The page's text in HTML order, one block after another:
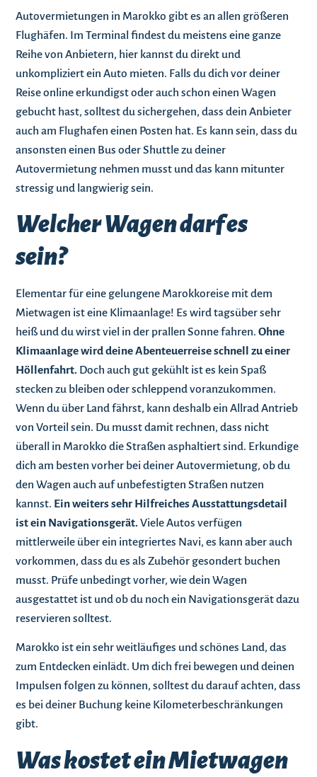
Autovermietungen in Marokko gibt es an allen größeren
Flughäfen. Im Terminal findest du meistens eine ganze
Reihe von Anbietern, hier kannst du direkt und
unkompliziert ein Auto mieten. Falls du dich vor deiner
Reise online erkundigst oder auch schon einen Wagen
gebucht hast, solltest du sichergehen, dass dein Anbieter
auch am Flughafen einen Posten hat. Es kann sein, dass du
ansonsten einen Bus oder Shuttle zu deiner
Autovermietung nehmen musst und das kann mitunter
stressig und langwierig sein.
Welcher Wagen darf es
sein?
Elementar für eine gelungene Marokkoreise mit dem
Mietwagen ist eine Klimaanlage! Es wird tagsüber sehr
heiß und du wirst viel in der prallen Sonne fahren.Ohne
Klimaanlage wird deine Abenteuerreise schnell zu einer
Höllenfahrt. Doch auch gut gekühlt ist es kein Spaß
stecken zu bleiben oder schleppend voranzukommen.
Wenn du über Land fährst, kann deshalb ein Allrad Antrieb
von Vorteil sein. Du musst damit rechnen, dass nicht
überall in Marokko die Straßen asphaltiert sind. Erkundige
dich am besten vorher bei deiner Autovermietung, ob du
den Wagen auch auf unbefestigten Straßen nutzen
kannst. Ein weiters sehr Hilfreiches Ausstattungsdetail
ist ein Navigationsgerät.Viele Autos verfügen
mittlerweile über ein integriertes Navi, es kann aber auch
vorkommen, dass du es als Zubehör gesondert buchen
musst. Prüfe unbedingt vorher, wie dein Wagen
ausgestattet ist und ob du noch ein Navigationsgerät dazu
reservieren solltest.
Marokko ist ein sehr weitläufiges und schönes Land, das
zum Entdecken einlädt. Um dich frei bewegen und deinen
Impulsen folgen zu können, solltest du darauf achten, dass
es bei deiner Buchung keine Kilometerbeschränkungen
gibt.
Was kostet ein Mietwagen